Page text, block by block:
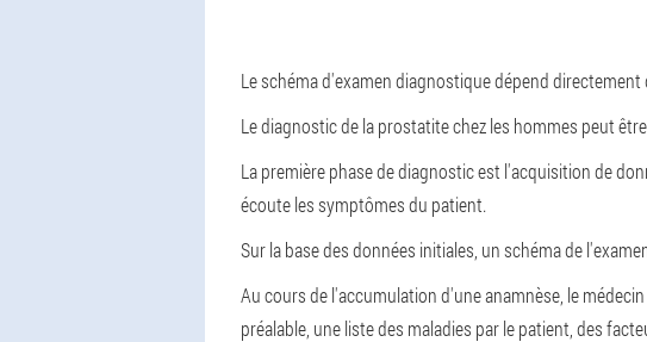
Le schéma d'examen diagnostique dépend
Le diagnostic de la prostatite chez les hommes peut
La première phase de diagnostic est l'acquisition de
écoute les symptômes du patient.
Sur la base des données initiales, un schéma de
Au cours de l'accumulation d'une anamnèse, le
préalable, une liste des maladies par le patient, des